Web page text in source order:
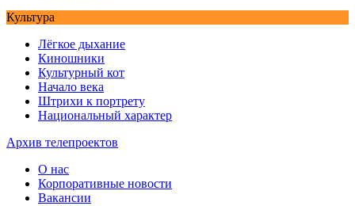
Культура
Лёгкое дыхание
Киношники
Культурный кот
Начало века
Штрихи к портрету
Национальный характер
Архив телепроектов
О нас
Корпоративные новости
Вакансии